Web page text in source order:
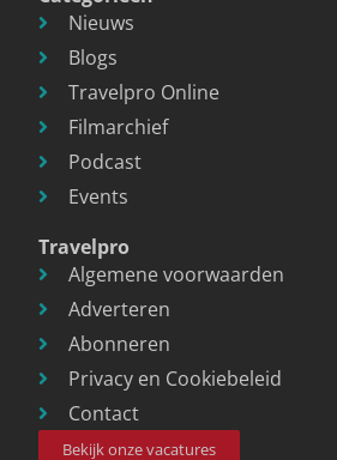
Nieuws
Blogs
Travelpro Online
Filmarchief
Podcast
Events
Travelpro
Algemene voorwaarden
Adverteren
Abonneren
Privacy en Cookiebeleid
Contact
Bekijk onze vacatures